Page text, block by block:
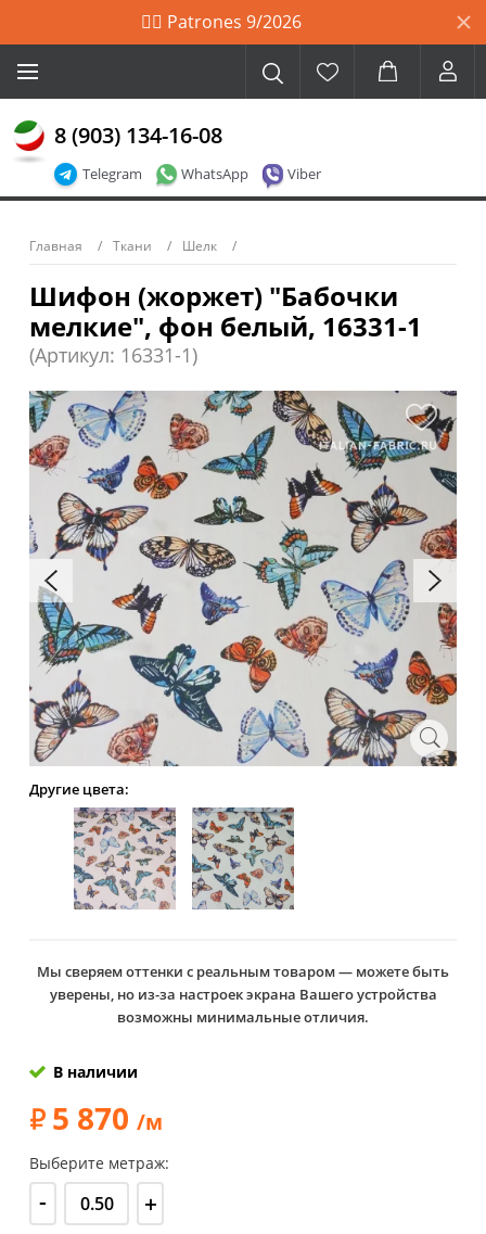
🙋‍♀️ Patrones 9/2026
Telegram WhatsApp Viber
8 (903) 134-16-08
Главная Ткани Шелк
Шифон (жоржет) "Бабочки
мелкие", фон белый, 16331-1
(Артикул: 16331-1)
Другие цвета:
Мы сверяем оттенки с реальным товаром — можете быть
уверены, но из-за настроек экрана Вашего устройства
возможны минимальные отличия.
В наличии
5 870 /м
Выберите метраж:
- +